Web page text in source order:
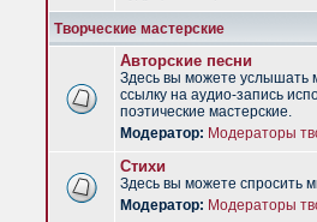
Творческие мастерские
Авторские песни
Здесь вы можете услышать
ссылку на аудио-запись
поэтические мастерские.
Модератор: Модераторы
Стихи
Здесь вы можете спросить
Модератор: Модераторы